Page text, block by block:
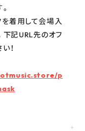
を着用して会場入
記URL先のオフ
！
p